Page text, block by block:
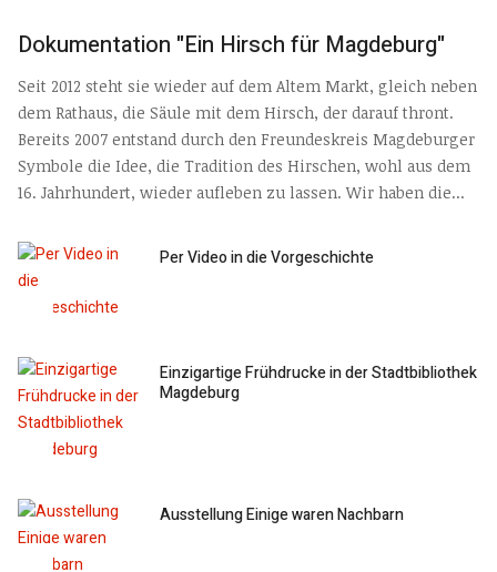
Dokumentation "Ein Hirsch für Magdeburg"
Seit 2012 steht sie wieder auf dem Altem Markt, gleich neben
dem Rathaus, die Säule mit dem Hirsch, der darauf thront.
Bereits 2007 entstand durch den Freundeskreis Magdeburger
Symbole die Idee, die Tradition des Hirschen, wohl aus dem
16. Jahrhundert, wieder aufleben zu lassen. Wir haben die...
Per Video in die Vorgeschichte
Einzigartige Frühdrucke in der Stadtbibliothek
Magdeburg
Ausstellung Einige waren Nachbarn